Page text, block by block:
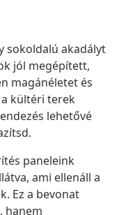
sokoldalú akadályt
jól megépített,
magánéletet és
kültéri terek
lehetővé
paneleink
ami ellenáll a
Ez a bevonat
hanem